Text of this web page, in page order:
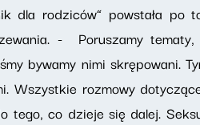
dla rodziców” powstała
- Poruszamy
bywamy nimi skrępowani.
Wszystkie rozmowy
co dzieje się dalej.